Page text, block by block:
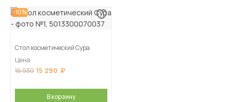
-10%
Стол косметический Сура
Цена
16 930 15 290
В корзину